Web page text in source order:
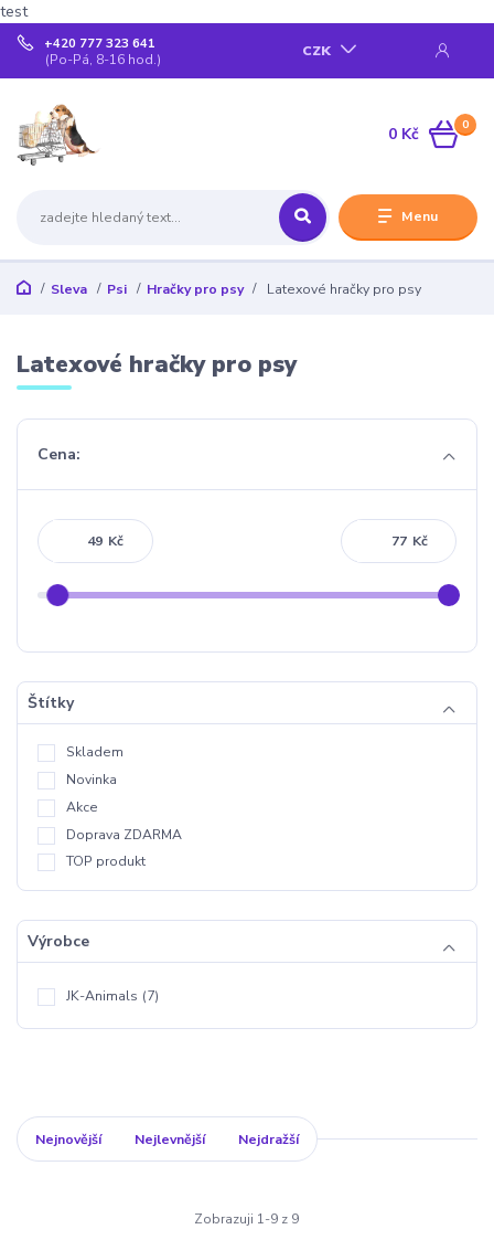
test
Menu
CZK
+420 777 323 641
(Po-Pá, 8-16 hod.)
0
0 Kč
Sleva Psi Hračky pro psy Latexové hračky pro psy
Latexové hračky pro psy
Cena:
Kč Kč
Štítky
Skladem
Novinka
Akce
Doprava ZDARMA
TOP produkt
Výrobce
JK-Animals (7)
Nejnovější Nejlevnější Nejdražší
Zobrazuji 1-9 z 9